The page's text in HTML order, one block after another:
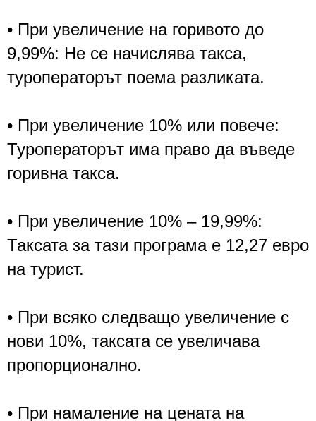
• При увеличение на горивото до
9,99%: Не се начислява такса,
туроператорът поема разликата.
• При увеличение 10% или повече:
Туроператорът има право да въведе
горивна такса.
• При увеличение 10% – 19,99%:
Таксата за тази програма е 12,27 евро
на турист.
• При всяко следващо увеличение с
нови 10%, таксата се увеличава
пропорционално.
• При намаление на цената на